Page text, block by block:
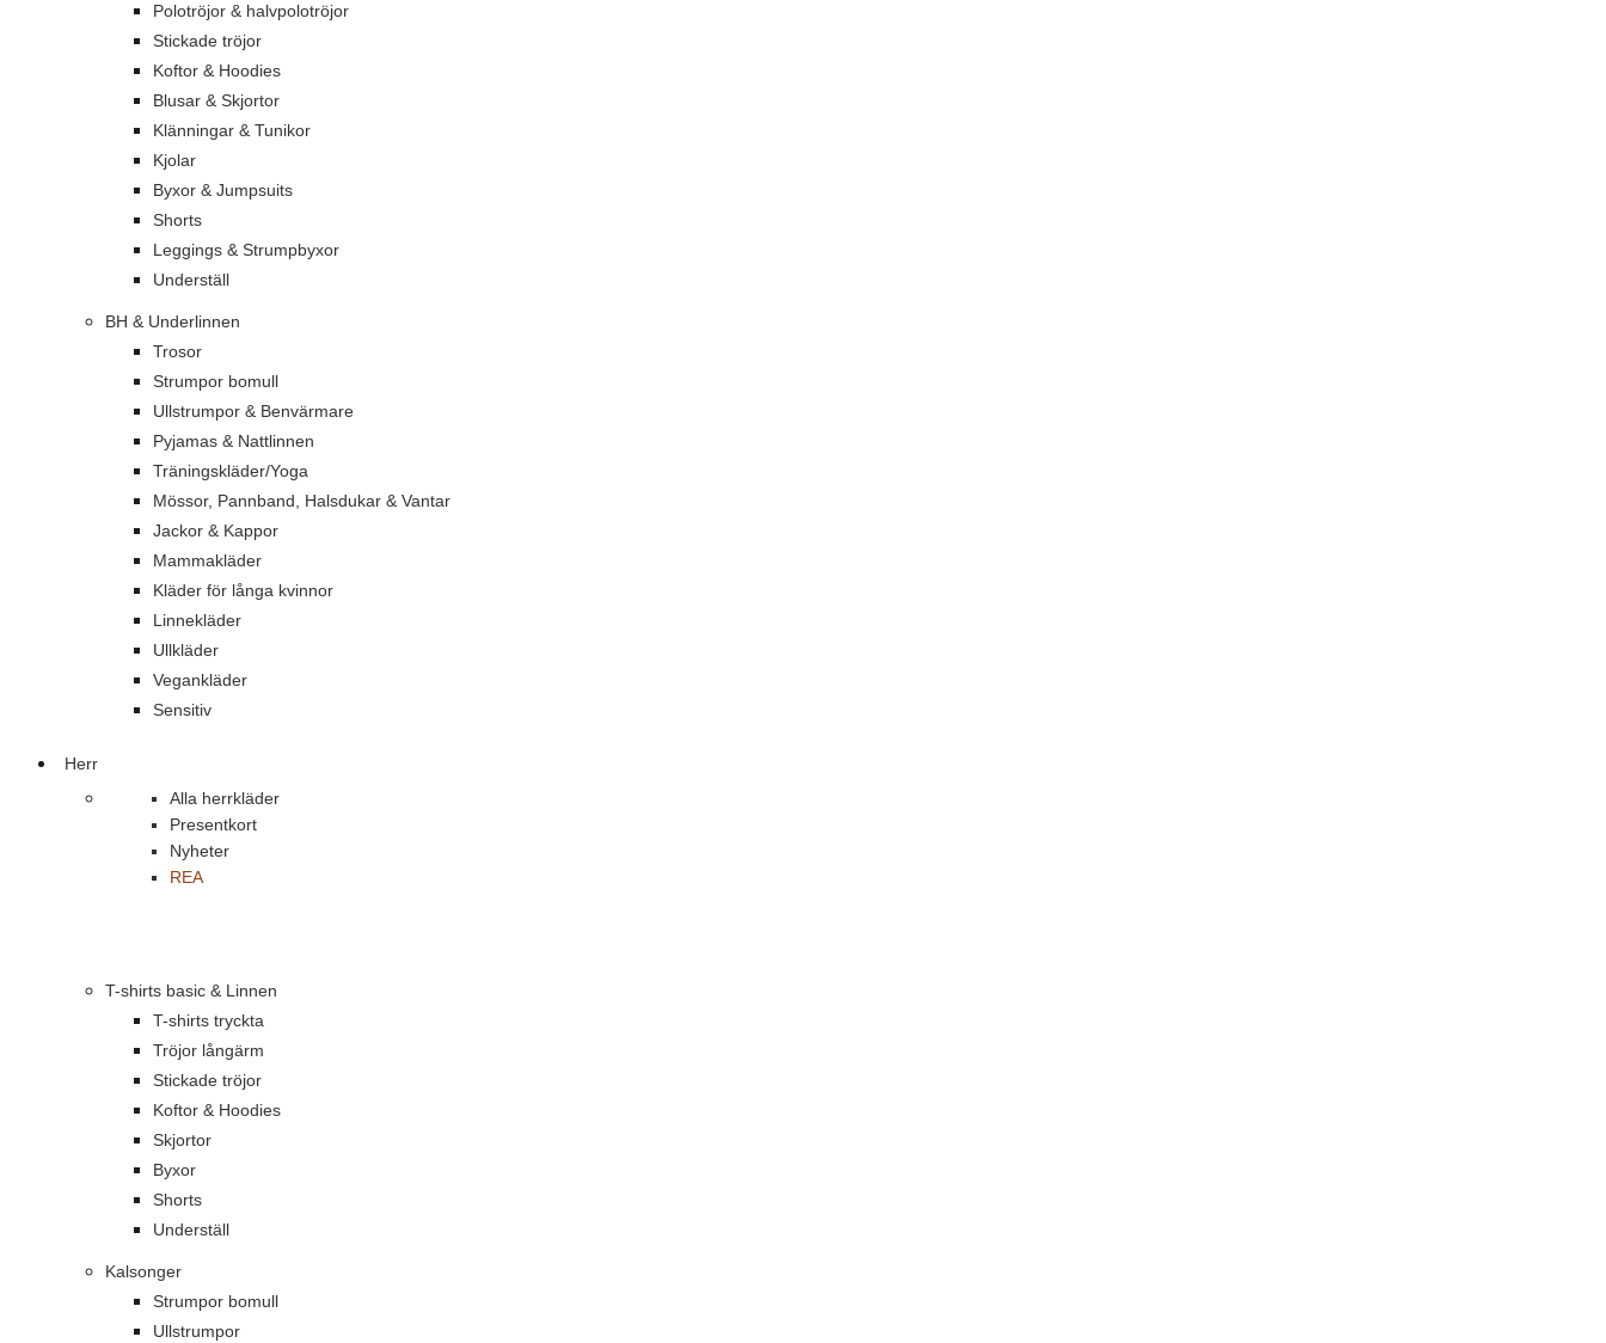
Polotröjor & halvpolotröjor
Stickade tröjor
Koftor & Hoodies
Blusar & Skjortor
Klänningar & Tunikor
Kjolar
Byxor & Jumpsuits
Shorts
Leggings & Strumpbyxor
Underställ
BH & Underlinnen
Trosor
Strumpor bomull
Ullstrumpor & Benvärmare
Pyjamas & Nattlinnen
Träningskläder/Yoga
Mössor, Pannband, Halsdukar & Vantar
Jackor & Kappor
Mammakläder
Kläder för långa kvinnor
Linnekläder
Ullkläder
Vegankläder
Sensitiv
Herr
Alla herrkläder
Presentkort
Nyheter
REA
T-shirts basic & Linnen
T-shirts tryckta
Tröjor långärm
Stickade tröjor
Koftor & Hoodies
Skjortor
Byxor
Shorts
Underställ
Kalsonger
Strumpor bomull
Ullstrumpor